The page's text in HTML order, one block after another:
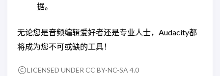
据。
无论您是音频编辑爱好者还是专业人士，Audacity都
将成为您不可或缺的工具！
LICENSED UNDER CC BY-NC-SA 4.0